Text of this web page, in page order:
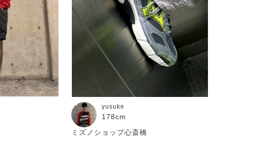
yusuke
178cm
ミズノショップ心斎橋